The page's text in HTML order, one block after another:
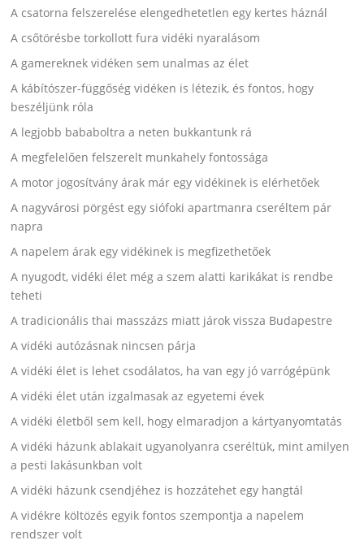
A csatorna felszerelése elengedhetetlen egy kertes háznál
A csőtörésbe torkollott fura vidéki nyaralásom
A gamereknek vidéken sem unalmas az élet
A kábítószer-függőség vidéken is létezik, és fontos, hogy
beszéljünk róla
A legjobb bababoltra a neten bukkantunk rá
A megfelelően felszerelt munkahely fontossága
A motor jogosítvány árak már egy vidékinek is elérhetőek
A nagyvárosi pörgést egy siófoki apartmanra cseréltem pár
napra
A napelem árak egy vidékinek is megfizethetőek
A nyugodt, vidéki élet még a szem alatti karikákat is rendbe
teheti
A tradicionális thai masszázs miatt járok vissza Budapestre
A vidéki autózásnak nincsen párja
A vidéki élet is lehet csodálatos, ha van egy jó varrógépünk
A vidéki élet után izgalmasak az egyetemi évek
A vidéki életből sem kell, hogy elmaradjon a kártyanyomtatás
A vidéki házunk ablakait ugyanolyanra cseréltük, mint amilyen
a pesti lakásunkban volt
A vidéki házunk csendjéhez is hozzátehet egy hangtál
A vidékre költözés egyik fontos szempontja a napelem
rendszer volt